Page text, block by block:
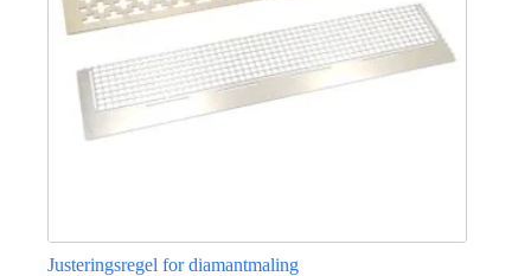
Justeringsregel for diamantmaling